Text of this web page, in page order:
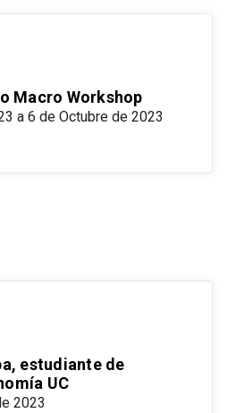
Macro Workshop
a 6 de Octubre de 2023
estudiante de
UC
2023